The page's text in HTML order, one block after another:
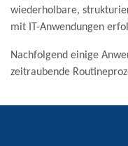
wiederholbare,
mit IT-Anwendungen
Nachfolgend einige
zeitraubende